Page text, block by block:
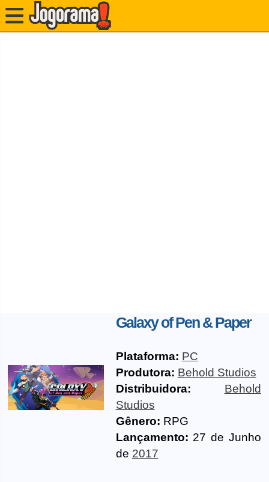
Galaxy of Pen & Paper
Plataforma: PC
Produtora: Behold Studios
Distribuidora:
Behold
Studios
Gênero: RPG
Lançamento: 27 de Junho
de 2017